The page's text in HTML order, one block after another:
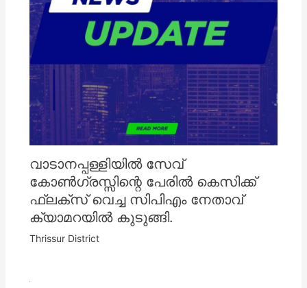
വാടാനപ്പള്ളിയിൽ സേവ്
കോൺഗ്രസ്സിന്റെ പേരിൽ കെസിക്ക്
ഫ്ലക്സ് വെച്ച സിപിഎം നേതാവ്
ക്യാമറയിൽ കുടുങ്ങി.
Thrissur District